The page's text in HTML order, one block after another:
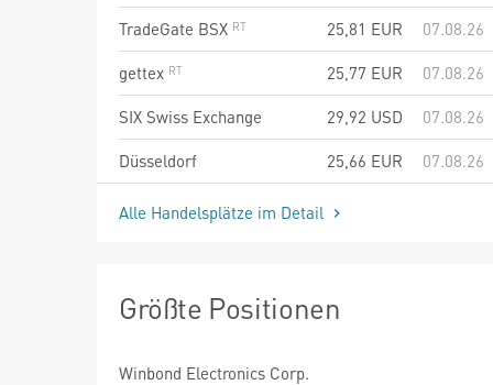
TradeGate BSX
25,81 EUR
07.08.26
gettex
25,77 EUR
07.08.26
SIX Swiss Exchange
29,92 USD
07.08.26
Düsseldorf
25,66 EUR 07.08.26
Alle Handelsplätze im Detail
Größte Positionen
Winbond Electronics Corp.